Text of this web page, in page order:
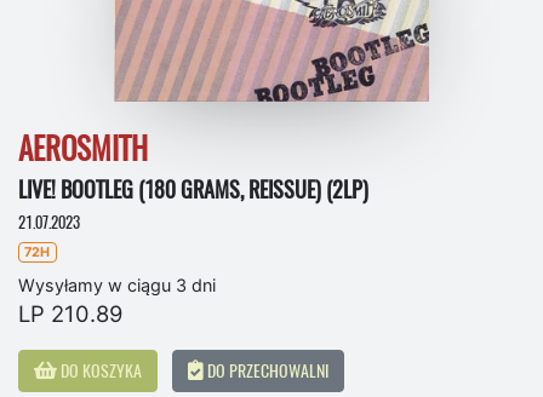
AEROSMITH
LIVE! BOOTLEG (180 GRAMS, REISSUE) (2LP)
21.07.2023
72H
Wysyłamy w ciągu 3 dni
LP 210.89
DO KOSZYKA DO PRZECHOWALNI